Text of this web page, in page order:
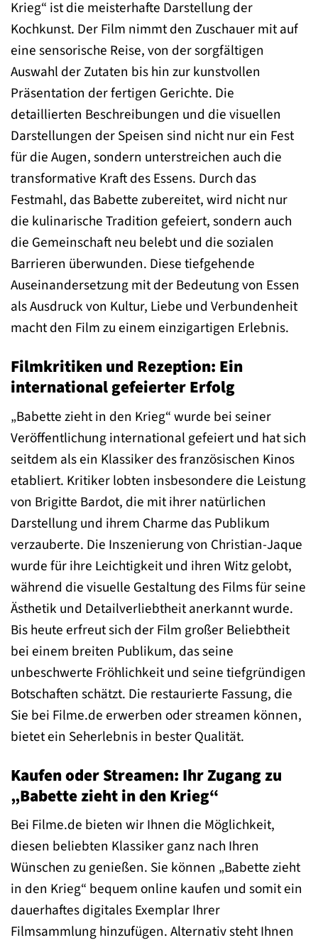
Krieg“ ist die meisterhafte Darstellung der
Kochkunst. Der Film nimmt den Zuschauer mit auf
eine sensorische Reise, von der sorgfältigen
Auswahl der Zutaten bis hin zur kunstvollen
Präsentation der fertigen Gerichte. Die
detaillierten Beschreibungen und die visuellen
Darstellungen der Speisen sind nicht nur ein Fest
für die Augen, sondern unterstreichen auch die
transformative Kraft des Essens. Durch das
Festmahl, das Babette zubereitet, wird nicht nur
die kulinarische Tradition gefeiert, sondern auch
die Gemeinschaft neu belebt und die sozialen
Barrieren überwunden. Diese tiefgehende
Auseinandersetzung mit der Bedeutung von Essen
als Ausdruck von Kultur, Liebe und Verbundenheit
macht den Film zu einem einzigartigen Erlebnis.
Filmkritiken und Rezeption: Ein
international gefeierter Erfolg
„Babette zieht in den Krieg“ wurde bei seiner
Veröffentlichung international gefeiert und hat sich
seitdem als ein Klassiker des französischen Kinos
etabliert. Kritiker lobten insbesondere die Leistung
von Brigitte Bardot, die mit ihrer natürlichen
Darstellung und ihrem Charme das Publikum
verzauberte. Die Inszenierung von Christian-Jaque
wurde für ihre Leichtigkeit und ihren Witz gelobt,
während die visuelle Gestaltung des Films für seine
Ästhetik und Detailverliebtheit anerkannt wurde.
Bis heute erfreut sich der Film großer Beliebtheit
bei einem breiten Publikum, das seine
unbeschwerte Fröhlichkeit und seine tiefgründigen
Botschaften schätzt. Die restaurierte Fassung, die
Sie bei Filme.de erwerben oder streamen können,
bietet ein Seherlebnis in bester Qualität.
Kaufen oder Streamen: Ihr Zugang zu
„Babette zieht in den Krieg“
Bei Filme.de bieten wir Ihnen die Möglichkeit,
diesen beliebten Klassiker ganz nach Ihren
Wünschen zu genießen. Sie können „Babette zieht
in den Krieg“ bequem online kaufen und somit ein
dauerhaftes digitales Exemplar Ihrer
Filmsammlung hinzufügen. Alternativ steht Ihnen